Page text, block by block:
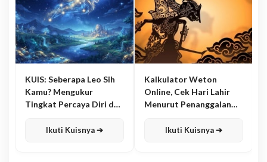
KUIS: Seberapa Leo Sih
Kamu? Mengukur
Tingkat Percaya Diri dan
Ikuti Kuisnya ➔
Kalkulator Weton
Online, Cek Hari Lahir
Menurut Penanggalan
Ikuti Kuisnya ➔